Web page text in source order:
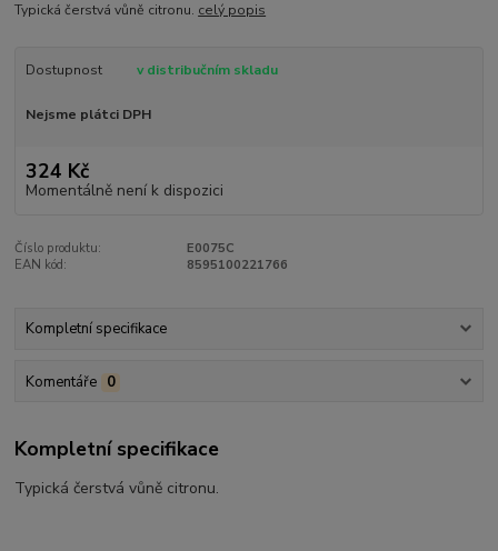
Typická čerstvá vůně citronu. celý popis
Dostupnost v distribučním skladu
Nejsme plátci DPH
324 Kč
Momentálně není k dispozici
Číslo produktu:
E0075C
EAN kód:
8595100221766
Kompletní specifikace
Komentáře 0
Kompletní specifikace
Typická čerstvá vůně citronu.